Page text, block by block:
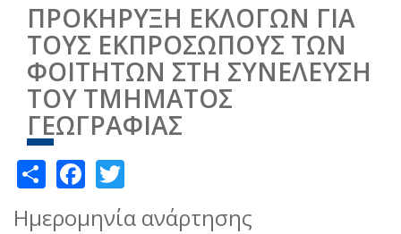
ΠΡΟΚΗΡΥΞΗ ΕΚΛΟΓΩΝ ΓΙΑ
ΤΟΥΣ ΕΚΠΡΟΣΩΠΟΥΣ ΤΩΝ
ΦΟΙΤΗΤΩΝ ΣΤΗ ΣΥΝΕΛΕΥΣΗ
ΤΟΥ ΤΜΗΜΑΤΟΣ
ΓΕΩΓΡΑΦΙΑΣ
ShareFacebook
Ημερομηνία ανάρτησης